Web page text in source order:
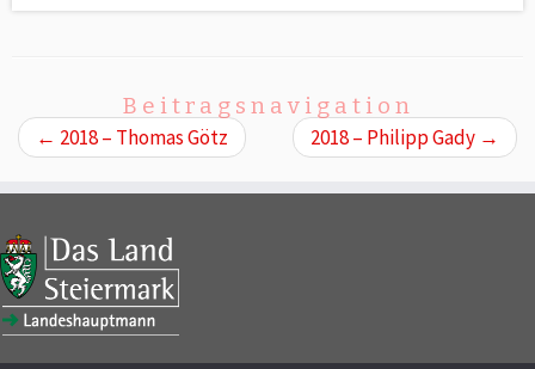
Beitragsnavigation
← 2018 – Thomas Götz 2018 – Philipp Gady →